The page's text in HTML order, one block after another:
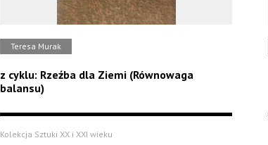
Teresa Murak
z cyklu: Rzeźba dla Ziemi (Równowaga
balansu)
Kolekcja Sztuki XX i XXI wieku